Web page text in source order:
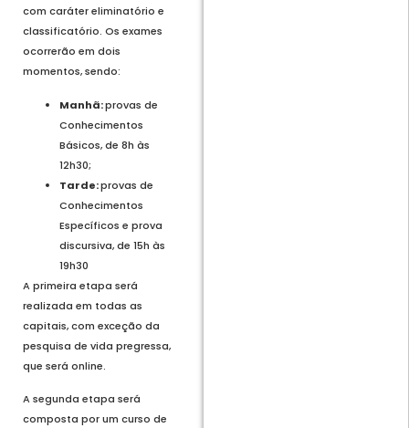
com caráter eliminatório e
classificatório. Os exames
ocorrerão em dois
momentos, sendo:
Manhã:provas de
Conhecimentos
Básicos, de 8h às
12h30;
Tarde:provas de
Conhecimentos
Específicos e prova
discursiva, de 15h às
19h30
A primeira etapa será
realizada em todas as
capitais, com exceção da
pesquisa de vida pregressa,
que será online.
A segunda etapa será
composta por um curso de